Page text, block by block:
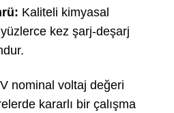
Kaliteli kimyasal
kez şarj-deşarj
nominal voltaj değeri
kararlı bir çalışma